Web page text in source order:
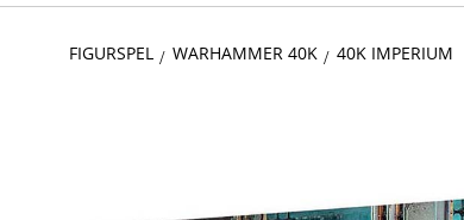
FIGURSPEL WARHAMMER 40K 40K IMPERIUM